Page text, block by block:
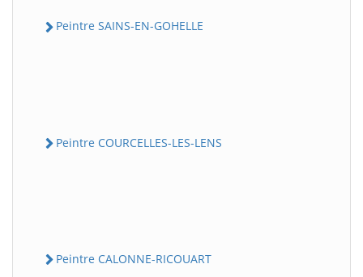
Peintre SAINS-EN-GOHELLE
Peintre COURCELLES-LES-LENS
Peintre CALONNE-RICOUART